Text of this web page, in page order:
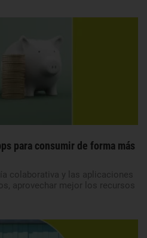
para consumir de forma más
colaborativa y las aplicaciones
aprovechar mejor los recursos